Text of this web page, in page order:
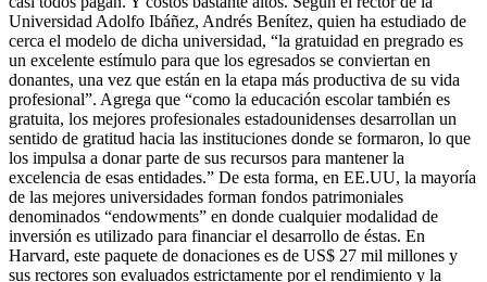
Universidad Adolfo Ibáñez, Andrés Benítez, quien ha estudiado de
cerca el modelo de dicha universidad, “la gratuidad en pregrado es
un excelente estímulo para que los egresados se conviertan en
donantes, una vez que están en la etapa más productiva de su vida
profesional”. Agrega que “como la educación escolar también es
gratuita, los mejores profesionales estadounidenses desarrollan un
sentido de gratitud hacia las instituciones donde se formaron, lo que
los impulsa a donar parte de sus recursos para mantener la
excelencia de esas entidades.” De esta forma, en EE.UU, la mayoría
de las mejores universidades forman fondos patrimoniales
denominados “endowments” en donde cualquier modalidad de
inversión es utilizado para financiar el desarrollo de éstas. En
Harvard, este paquete de donaciones es de US$ 27 mil millones y
sus rectores son evaluados estrictamente por el rendimiento y la